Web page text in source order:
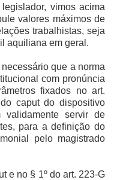
vimos acima
valores máximos de
trabalhistas, seja
aquiliana em geral.
que a norma
com pronúncia
fixados no art.
caput do dispositivo
servir de
para a definição do
pelo magistrado
e no § 1º do art. 223-G